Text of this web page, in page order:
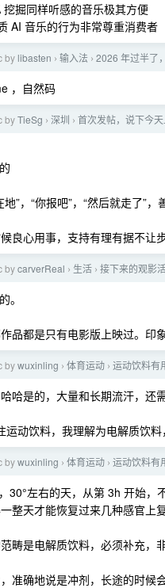
掘同样听感的音乐极其方便
AI 音乐的行为非常尊重消费者
by libasten › 输入法 › 2026 年过半了
，自然码
byTieSg › 深圳 › 首次发帖，说下今
地”，“你报吧”，“然后就走了”
良心用事，支持有理有据不让步
bycarverReal › 生活 › 接下来的观影
。
品都是只有电影版上映过。印
bywuxinling › 体育运动 › 运动饮料有
哈是的，大量和长期流汗，还
运动饮料，我理解为电解质饮
bywuxinling › 体育运动 › 运动饮料有
30°左右的天，从第 3h 开始
整天才能恢复过来几种感官上
畴是电解质饮料，必须补充，非
准确地说是冲剂，长途的时候